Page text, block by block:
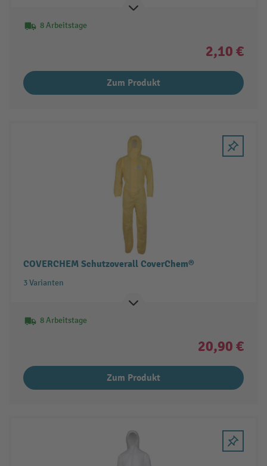
8 Arbeitstage
2,10 €
Zum Produkt
COVERCHEM Schutzoverall CoverChem®
3 Varianten
8 Arbeitstage
20,90 €
Zum Produkt